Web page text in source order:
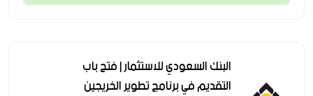
البنك السعودي للاستثمار | فتح باب
التقديم في برنامج تطوير الخريجين